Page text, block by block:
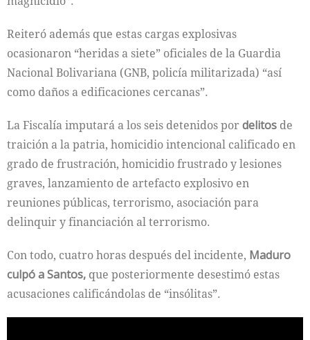
Reiteró además que estas cargas explosivas
ocasionaron “heridas a siete” oficiales de la Guardia
Nacional Bolivariana (GNB, policía militarizada) “así
como daños a edificaciones cercanas”.
La Fiscalía imputará a los seis detenidos por delitos de
traición a la patria, homicidio intencional calificado en
grado de frustración, homicidio frustrado y lesiones
graves, lanzamiento de artefacto explosivo en
reuniones públicas, terrorismo, asociación para
delinquir y financiación al terrorismo.
Con todo, cuatro horas después del incidente, Maduro
culpó a Santos, que posteriormente desestimó estas
acusaciones calificándolas de “insólitas”.